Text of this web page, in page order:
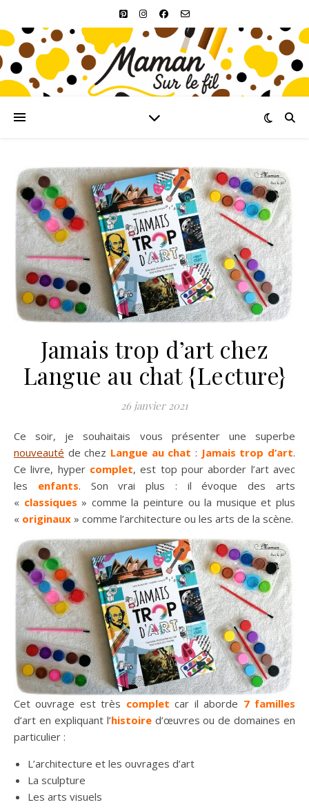
Jamais trop d’art chez
Langue au chat {Lecture}
26 janvier 2021
Ce soir, je souhaitais vous présenter une superbe
nouveauté de chez Langue au chat : Jamais trop d’art.
Ce livre, hyper complet, est top pour aborder l’art avec
les enfants. Son vrai plus : il évoque des arts
« classiques » comme la peinture ou la musique et plus
« originaux » comme l’architecture ou les arts de la scène.
Cet ouvrage est très complet car il aborde 7 familles
d’art en expliquant l’histoire d’œuvres ou de domaines en
particulier :
L’architecture et les ouvrages d’art
La sculpture
Les arts visuels